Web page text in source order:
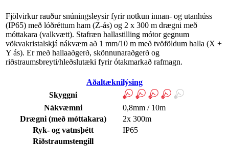
Fjölvirkur rauður snúningsleysir fyrir notkun innan- og utanhúss
(IP65) með lóðréttum ham (Z-ás) og 2 x 300 m drægni með
móttakara (valkvætt). Stafræn hallastilling mótor gegnum
vökvakristalskjá nákvæm að 1 mm/10 m með tvöföldum halla (X +
Y ás). Er með hallaaðgerð, skönnunaraðgerð og
riðstraumsbreyti/hleðslutæki fyrir ótakmarkað rafmagn.
Aðaltæknilýsing
Skyggni
Nákvæmni
0,8mm / 10m
Drægni (með móttakara)
2x 300m
Ryk- og vatnsþétt
IP65
Riðstraumstengill